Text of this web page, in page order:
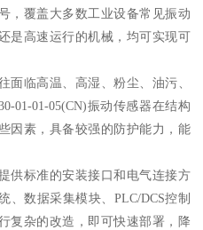
，覆盖大多数工业设备常见振动
是高速运行的机械，均可实现可
面临高温、高湿、粉尘、油污、
01-01-05(CN)振动传感器在结构
因素，具备较强的防护能力，能
供标准的安装接口和电气连接方
、数据采集模块、PLC/DCS控制
复杂的改造，即可快速部署，降